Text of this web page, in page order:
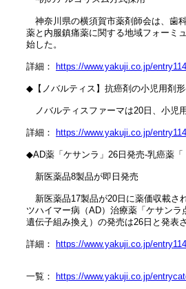
神奈川県の横須賀市薬剤師会は、歯
薬と内服鎮痛薬に関する地域フォーミ
始した。
詳細： https://www.yakuji.co.jp/
◆【ノバルティス】抗癌剤の小児用剤形
ノバルティスファーマは20日、小児用
詳細： https://www.yakuji.co.jp/
◆AD薬「ケサンラ」26日発売‐乳癌薬「
新医薬品8製品が即日発売
新医薬品17製品が20日に薬価収載さ
ツハイマー病（AD）治療薬「ケサンラ
遺伝子組み換え）の発売は26日と発表さ
詳細： https://www.yakuji.co.jp/
一覧： https://www.yakuji.co.jp/